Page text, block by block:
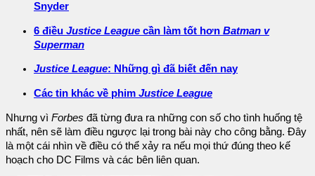
Snyder
6 điều Justice League cần làm tốt hơn Batman v
Superman
Justice League: Những gì đã biết đến nay
Các tin khác về phim Justice League
Nhưng vì Forbes đã từng đưa ra những con số cho tình huống tệ
nhất, nên sẽ làm điều ngược lại trong bài này cho công bằng. Đây
là một cái nhìn về điều có thể xảy ra nếu mọi thứ đúng theo kế
hoạch cho DC Films và các bên liên quan.